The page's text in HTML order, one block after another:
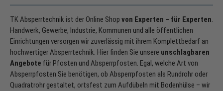
TK Absperrtechnik ist der Online Shop von Experten – für Experten.
Handwerk, Gewerbe, Industrie, Kommunen und alle öffentlichen
Einrichtungen versorgen wir zuverlässig mit ihrem Komplettbedarf an
hochwertiger Absperrtechnik. Hier finden Sie unsere unschlagbaren
Angebote für Pfosten und Absperrpfosten. Egal, welche Art von
Absperrpfosten Sie benötigen, ob Absperrpfosten als Rundrohr oder
Quadratrohr gestaltet, ortsfest zum Aufdübeln mit Bodenhülse – wir